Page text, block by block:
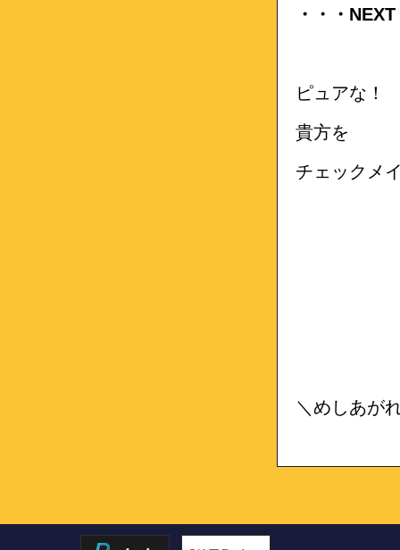
・・・
ピュアな！
貴方を
チェックメ
＼めしあが